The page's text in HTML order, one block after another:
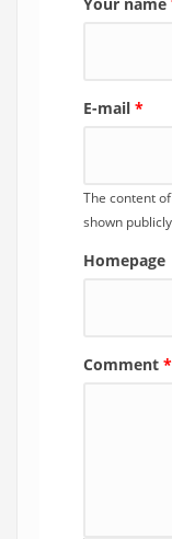
E-mail *
The content
shown
Homepage
Comment *